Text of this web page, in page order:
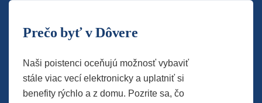
Prečo byť v Dôvere
Naši poistenci oceňujú možnosť vybaviť
stále viac vecí elektronicky a uplatniť si
benefity rýchlo a z domu. Pozrite sa, čo